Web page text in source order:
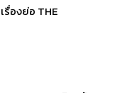
รื่องย่อ THE